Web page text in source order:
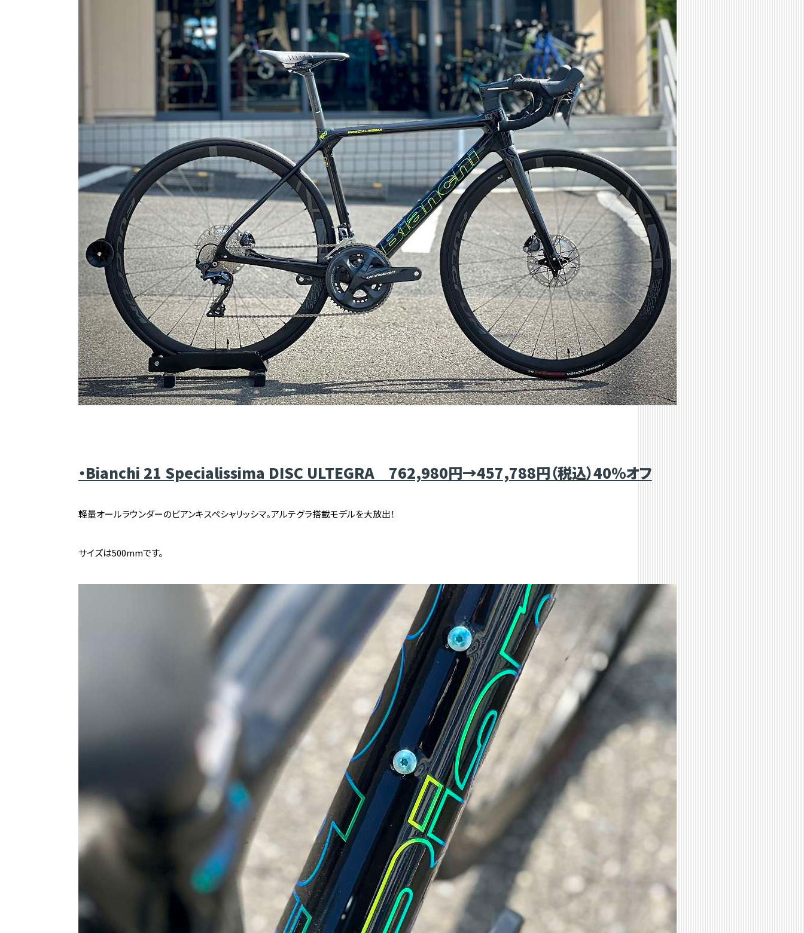
・Bianchi 21 Specialissima DISC ULTEGRA 762,980円→457,788円（税込）40％オフ
軽量オールラウンダーのビアンキスペシャリッシマ。アルテグラ搭載モデルを大放出！
サイズは500mmです。